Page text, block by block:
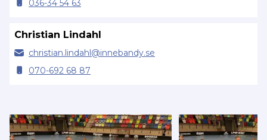
036-34 54 63
Christian Lindahl
christian.lindahl@innebandy.se
070-692 68 87